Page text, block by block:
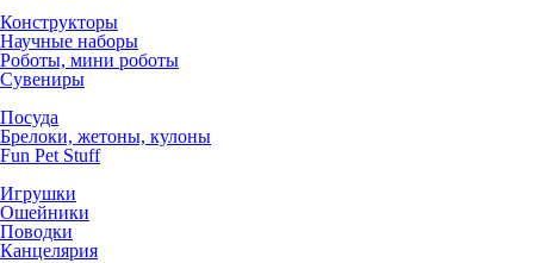
Конструкторы
Научные наборы
Роботы, мини роботы
Сувениры
Посуда
Брелоки, жетоны, кулоны
Fun Pet Stuff
Игрушки
Ошейники
Поводки
Канцелярия